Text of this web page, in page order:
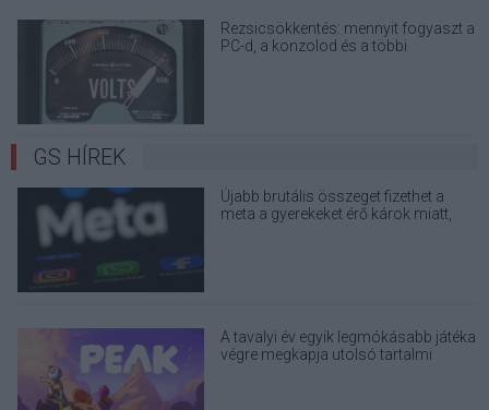
Rezsicsökkentés: mennyit fogyaszt a
PC-d, a konzolod és a többi
GS HÍREK
Újabb brutális összeget fizethet a
meta a gyerekeket érő károk miatt,
A tavalyi év egyik legmókásabb játéka
végre megkapja utolsó tartalmi